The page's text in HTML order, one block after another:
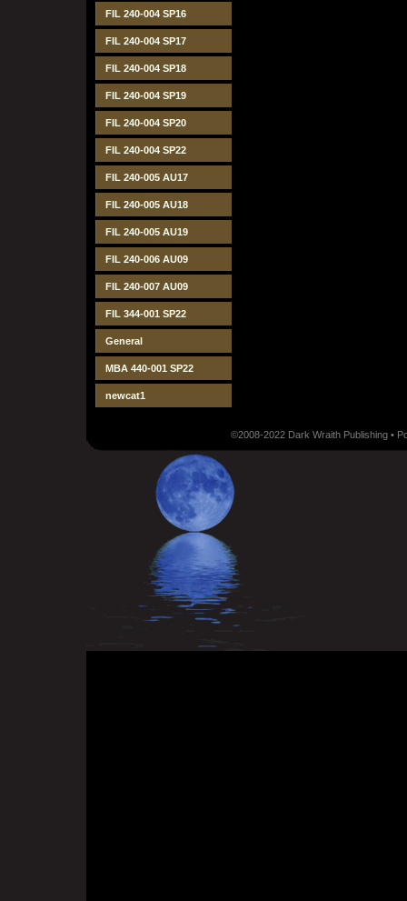
FIL 240-004 SP16
FIL 240-004 SP17
FIL 240-004 SP18
FIL 240-004 SP19
FIL 240-004 SP20
FIL 240-004 SP22
FIL 240-005 AU17
FIL 240-005 AU18
FIL 240-005 AU19
FIL 240-006 AU09
FIL 240-007 AU09
FIL 344-001 SP22
General
MBA 440-001 SP22
newcat1
©2008-2022 Dark Wraith Publishing •